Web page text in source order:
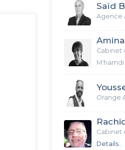
Saïd
Agence
Cabinet
M'hamdi
Orange
Cabinet
Details..